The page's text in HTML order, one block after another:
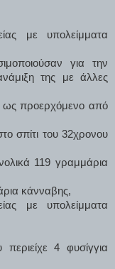
με υπολείμματα
για την
της με άλλες
ως προερχόμενο από
σπίτι του 32χρονου
119 γραμμάρια
κάνναβης,
με υπολείμματα
4 φυσίγγια